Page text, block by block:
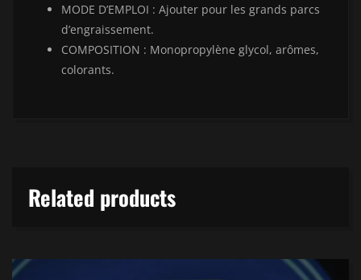
MODE D’EMPLOI : Ajouter pour les grands parcs
d’engraissement.
COMPOSITION : Monopropylène glycol, arômes,
colorants.
Related products